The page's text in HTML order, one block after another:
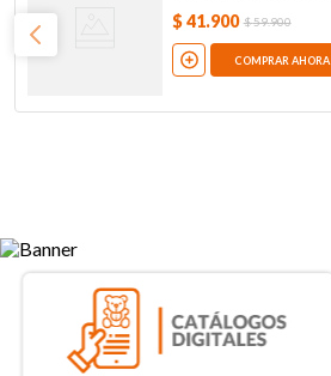
$ 41.900 $59.900
COMPRAR AHORA